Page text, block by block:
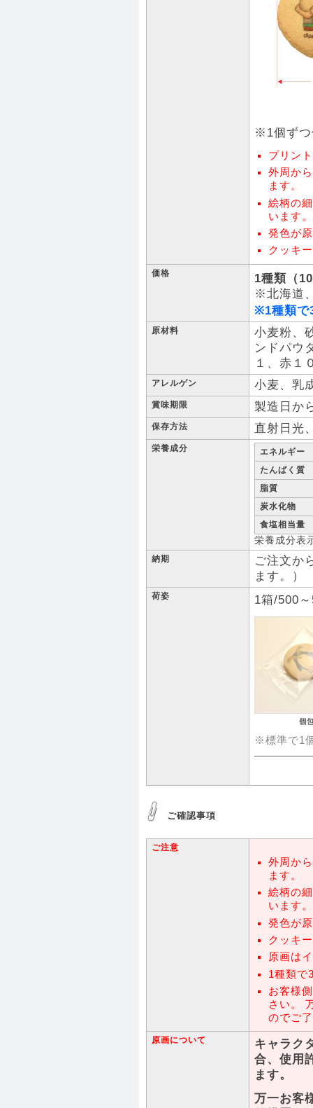
※1個ずつ
プリン
外周か
ます。
絵柄の
います。
発色が
クッキ
価格
1種類（
※北海道
※1種類で
原材料
小麦粉、
ンドパウ
１、赤１
アレルゲン 小麦、乳
賞味期限 製造日か
保存方法 直射日光
栄養成分
エネルギー
たんぱく質
脂質
炭水化物
食塩相当量
栄養成分表
納期
ご注文か
ます。）
荷姿 1箱/500
※標準で1
ご確認事項
ご注意
外周か
ます。
絵柄の
います。
発色が
クッキ
原画は
1種類で
お客様
さい。
のでご
原画について
キャラク
合、使用
ます。
万一お客